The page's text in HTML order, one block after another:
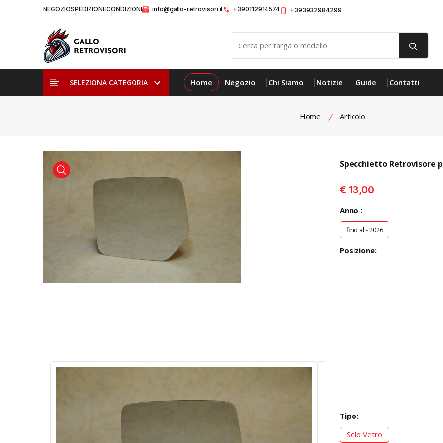
NEGOZIOSPEDIZIONECONDIZIONI info@gallo-retrovisori.it +390112914574 +393932984299
SELEZIONA CATEGORIA Home Negozio Chi Siamo Notizie Guide Contatti
Home Articolo
visualizza prodotto
Specchietto Retrovisore
€ 13,00
Anno :
fino al - 2026
Posizione:
Tipo:
Solo Vetro